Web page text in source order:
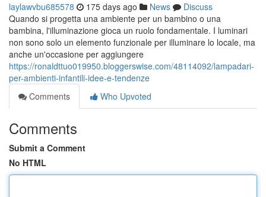
laylawvbu685578 175 days ago News
Discuss
Quando si progetta una ambiente per un bambino o una
bambina, l'illuminazione gioca un ruolo fondamentale. I luminari
non sono solo un elemento funzionale per illuminare lo locale, ma
anche un'occasione per aggiungere
https://ronaldttuo019950.bloggerswise.com/48114092/lampadari-
per-ambienti-infantili-idee-e-tendenze
Comments
Who Upvoted
Comments
Submit a Comment
No HTML